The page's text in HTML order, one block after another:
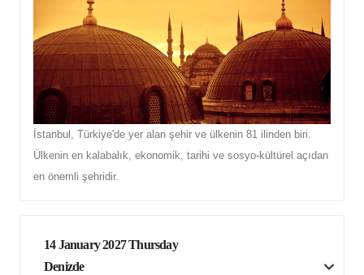
İstanbul, Türkiye'de yer alan şehir ve ülkenin 81 ilinden biri.
Ülkenin en kalabalık, ekonomik, tarihi ve sosyo-kültürel açıdan
en önemli şehridir.
14 January 2027 Thursday
Denizde